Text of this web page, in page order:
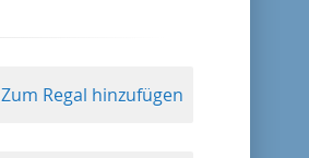
Zum Regal hinzufügen